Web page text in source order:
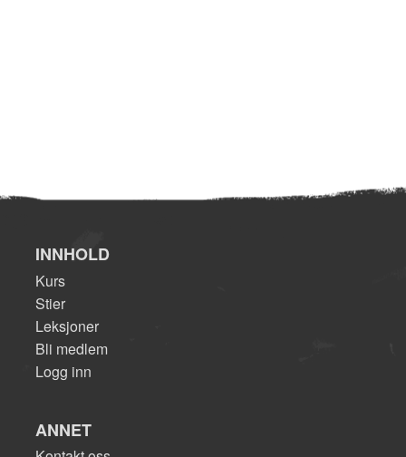
INNHOLD
Kurs
Stier
Leksjoner
Bli medlem
Logg inn
ANNET